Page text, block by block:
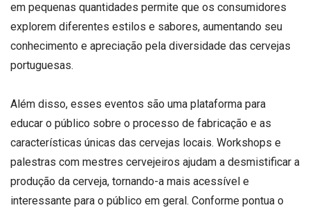
em pequenas quantidades permite que os consumidores
explorem diferentes estilos e sabores, aumentando seu
conhecimento e apreciação pela diversidade das cervejas
portuguesas.
Além disso, esses eventos são uma plataforma para
educar o público sobre o processo de fabricação e as
características únicas das cervejas locais. Workshops e
palestras com mestres cervejeiros ajudam a desmistificar a
produção da cerveja, tornando-a mais acessível e
interessante para o público em geral. Conforme pontua o